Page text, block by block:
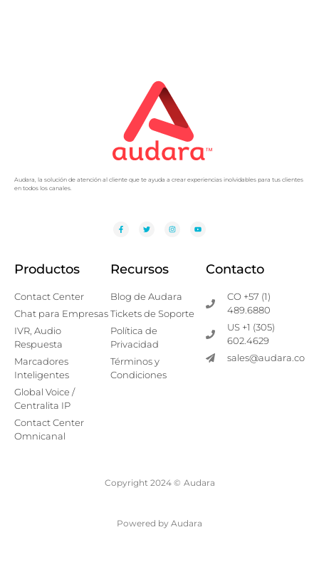
Audara, la solución de atención al cliente que te ayuda a crear experiencias inolvidables para tus clientes
en todos los canales.
Productos
Contact Center
Chat para Empresas
IVR, Audio
Respuesta
Marcadores
Inteligentes
Global Voice /
Centralita IP
Contact Center
Omnicanal
Recursos
Blog de Audara
Tickets de Soporte
Política de
Privacidad
Términos y
Condiciones
Contacto
CO +57 (1)
489.6880
US +1 (305)
602.4629
sales@audara.co
Copyright 2024 © Audara
Powered by Audara